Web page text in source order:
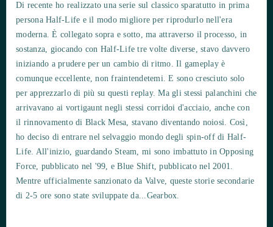
Di recente ho realizzato una serie sul classico sparatutto in prima
persona Half-Life e il modo migliore per riprodurlo nell'era
moderna. È collegato sopra e sotto, ma attraverso il processo, in
sostanza, giocando con Half-Life tre volte diverse, stavo davvero
iniziando a prudere per un cambio di ritmo. Il gameplay è
comunque eccellente, non fraintendetemi. E sono cresciuto solo
per apprezzarlo di più su questi replay. Ma gli stessi palanchini che
arrivavano ai vortigaunt negli stessi corridoi d'acciaio, anche con
il rinnovamento di Black Mesa, stavano diventando noiosi. Così,
ho deciso di entrare nel selvaggio mondo degli spin-off di Half-
Life. All'inizio, guardando Steam, mi sono imbattuto in Opposing
Force, pubblicato nel '99, e Blue Shift, pubblicato nel 2001.
Mentre ufficialmente sanzionato da Valve, queste storie secondarie
di 2-5 ore sono state sviluppate da...Gearbox.